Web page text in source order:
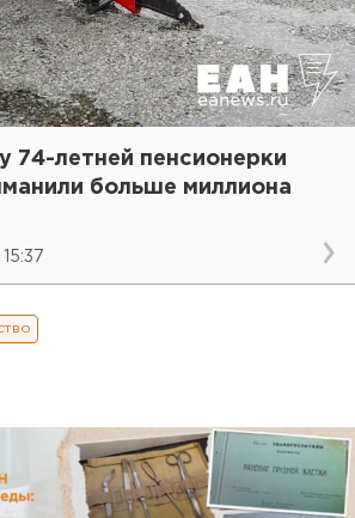
74-летней пенсионерки
больше миллиона